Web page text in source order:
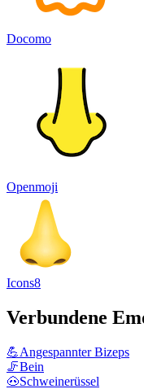
Docomo
Openmoji
Icons8
Verbundene
💪Angespannter Bizeps
🦵Bein
🐽Schweinerüssel